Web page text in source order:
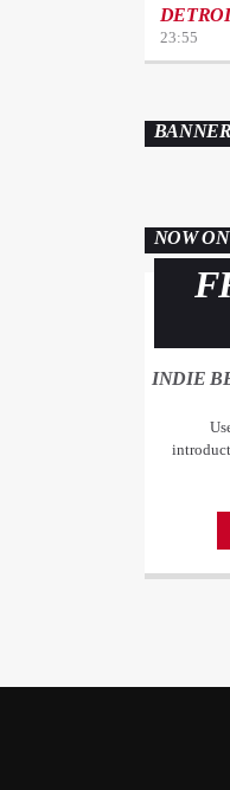
23:55
NOW
INDIE